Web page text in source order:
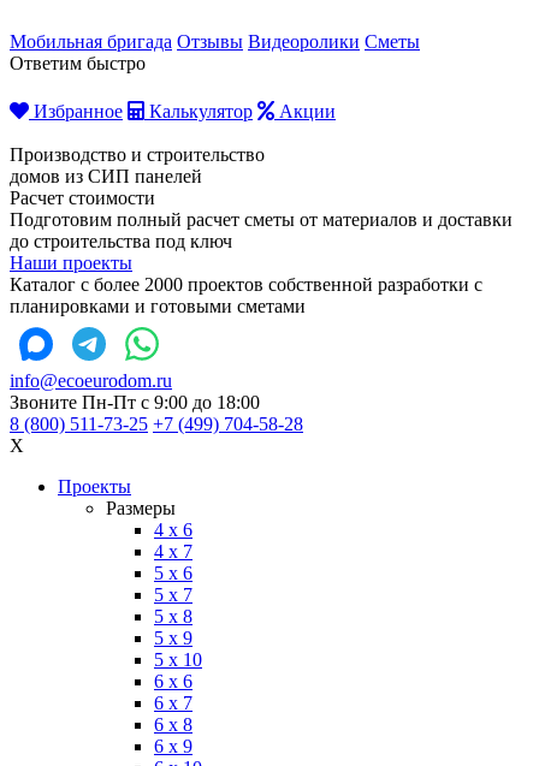
Мобильная бригада Отзывы Видеоролики Сметы
Ответим быстро
Избранное Калькулятор Акции
Производство и строительство
домов из СИП панелей
Расчет стоимости
Подготовим полный расчет сметы от материалов и доставки
до строительства под ключ
Наши проекты
Каталог с более 2000 проектов собственной разработки с
планировками и готовыми сметами
info@ecoeurodom.ru
Звоните Пн-Пт с 9:00 до 18:00
8 (800) 511-73-25 +7 (499) 704-58-28
X
Проекты
Размеры
4 x 6
4 x 7
5 x 6
5 x 7
5 x 8
5 x 9
5 x 10
6 x 6
6 x 7
6 x 8
6 x 9